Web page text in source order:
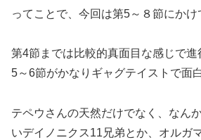
ってことで、今回は第5～８節にかけ
第4節までは比較的真面目な感じで
5～6節がかなりギャグテイストで面
テペウさんの天然だけでなく、なん
いデイノニクス11兄弟とか、オルガ